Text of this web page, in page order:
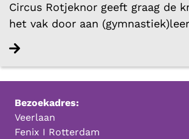
Circus Rotjeknor geeft graag de
het vak door aan
Lees verder
Bezoekadres:
Veerlaan
Fenix I Rotterdam